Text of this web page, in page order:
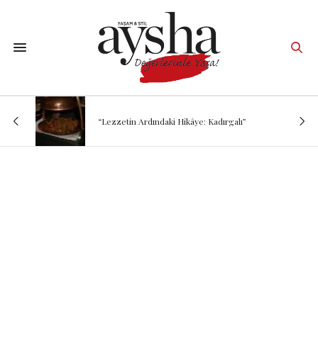
“Lezzetin Ardındaki Hikâye: Kadırgalı”